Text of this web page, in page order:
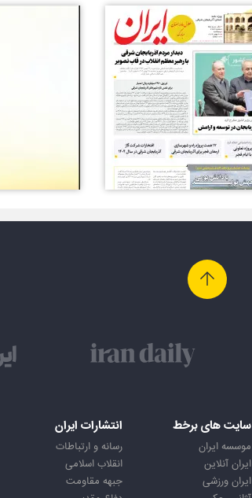
سایت های برخط
موسسه ایران
ایران آنلاین
ایران ورزشی
انتشارات ایران
رسانه و ارتباطات
انقلاب اسلامی
جبهه مقاومت